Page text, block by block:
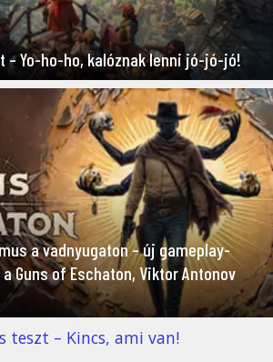
– Yo-ho-ho, kalóznak lenni jó-jó-jó!
a vadnyugaton – új gameplay-
Guns of Eschaton, Viktor Antonov